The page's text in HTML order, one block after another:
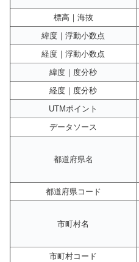
標高｜海抜
緯度｜浮動小数点
経度｜浮動小数点
緯度｜度分秒
経度｜度分秒
UTMポイント
データソース
都道府県名
都道府県コード
市町村名
市町村コード